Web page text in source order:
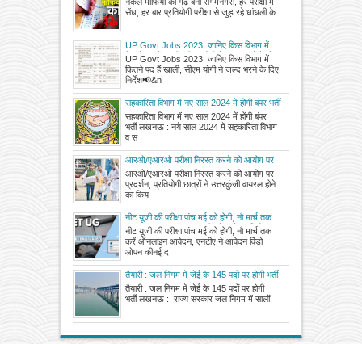
तार, दर्जनों मामले आ चुके हैं सामने
सेंध, हर बार प्रतियोगी परीक्षा से जुड़ रहे धांधली के
UP Govt Jobs 2023: जानिए किस विभाग में
कितने पद हैं खाली, सीएम योगी ने जल्द भरने के दिए
निर्देश
UP Govt Jobs 2023: जानिए किस विभाग में
कितने पद हैं खाली, सीएम योगी ने जल्द भरने के दिए
निर्देश📢&n
सहकारिता विभाग में नए साल 2024 में होंगी बंपर भर्ती
सहकारिता विभाग में नए साल 2024 में होंगी बंपर
भर्ती लखनऊ : नये साल 2024 में सहकारिता विभाग
व स
आरओ/एआरओ परीक्षा निरस्त करने को आयोग पर
प्रदर्शन, प्रतियोगी छात्रों ने उत्तरकुंजी वायरल होने
का किया दावा, परीक्षा पुनः कराने की मांग
आरओ/एआरओ परीक्षा निरस्त करने को आयोग पर
प्रदर्शन, प्रतियोगी छात्रों ने उत्तरकुंजी वायरल होने
का किय
नीट यूजी की परीक्षा पांच मई को होगी, नौ मार्च तक
करें ऑनलाइन आवेदन, एनटीए ने आवेदन विंडो
ओपन की
नीट यूजी की परीक्षा पांच मई को होगी, नौ मार्च तक
करें ऑनलाइन आवेदन, एनटीए ने आवेदन विंडो
ओपन कीनई द
तैयारी : जल निगम में जेई के 145 पदों पर होगी भर्ती
तैयारी : जल निगम में जेई के 145 पदों पर होगी
भर्ती लखनऊ : राज्य सरकार जल निगम में सालों